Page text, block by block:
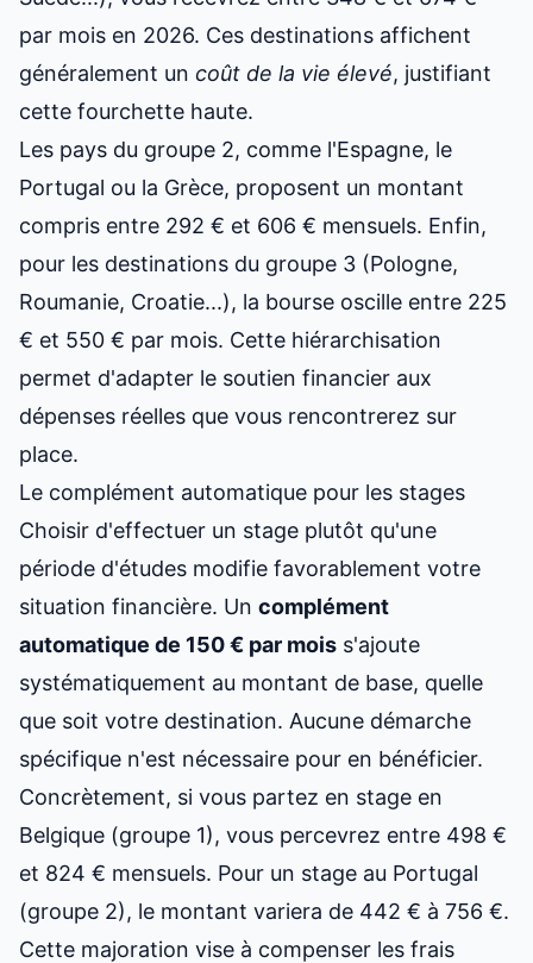
par mois en 2026. Ces destinations affichent
généralement un coût de la vie élevé, justifiant
cette fourchette haute.
Les pays du groupe 2, comme l'Espagne, le
Portugal ou la Grèce, proposent un montant
compris entre 292 € et 606 € mensuels. Enfin,
pour les destinations du groupe 3 (Pologne,
Roumanie, Croatie...), la bourse oscille entre 225
€ et 550 € par mois. Cette hiérarchisation
permet d'adapter le soutien financier aux
dépenses réelles que vous rencontrerez sur
place.
Le complément automatique pour les stages
Choisir d'effectuer un stage plutôt qu'une
période d'études modifie favorablement votre
situation financière. Un complément
automatique de 150 € par mois s'ajoute
systématiquement au montant de base, quelle
que soit votre destination. Aucune démarche
spécifique n'est nécessaire pour en bénéficier.
Concrètement, si vous partez en stage en
Belgique (groupe 1), vous percevrez entre 498 €
et 824 € mensuels. Pour un stage au Portugal
(groupe 2), le montant variera de 442 € à 756 €.
Cette majoration vise à compenser les frais